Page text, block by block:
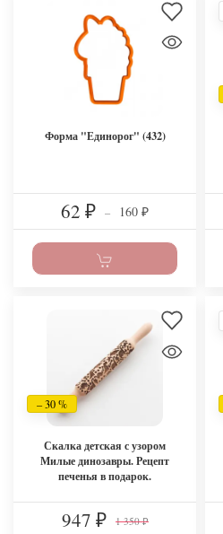
Форма "Единорог" (432)
62 ₽ – 160 ₽
– 30 %
Скалка детская с узором
Милые динозавры. Рецепт
печенья в подарок.
947 ₽ 1 350₽